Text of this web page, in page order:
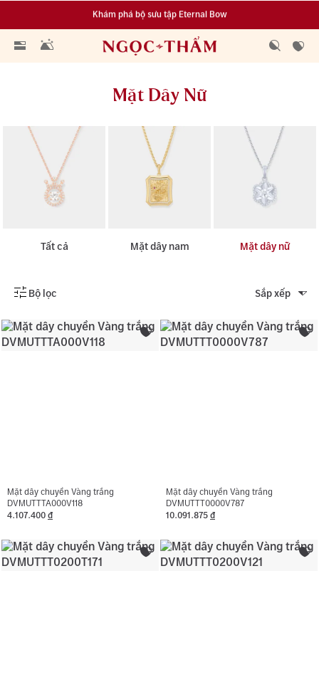
Khám phá bộ sưu tập Eternal Bow
Đa dạng lựa chọn tích luỹ từ 0.1 chỉ vàng 999.9
Mặt Dây Nữ
Tất cả Mặt dây nam Mặt dây nữ
Bộ lọc Sắp xếp
Mặt dây chuyền Vàng trắng
DVMUTTTA000V118
4.107.400 đ
Mặt dây chuyền Vàng trắng
DVMUTTT0000V787
10.091.875 đ